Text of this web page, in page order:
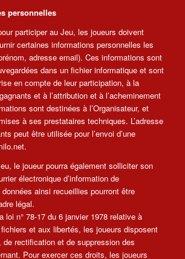
personnelles
participer au Jeu, les joueurs doivent
certaines informations personnelles les
adresse email). Ces informations sont
dans un fichier informatique et sont
en compte de leur participation, à la
et à l’attribution et à l’acheminement
sont destinées à l’Organisateur, et
à ses prestataires techniques. L’adresse
peut être utilisée pour l’envoi d’une
le joueur pourra également solliciter son
électronique d’information de
données ainsi recueillies pourront être
légal.
loi n° 78-17 du 6 janvier 1978 relative à
et aux libertés, les joueurs disposent
de rectification et de suppression des
Pour exercer ces droits, les joueurs